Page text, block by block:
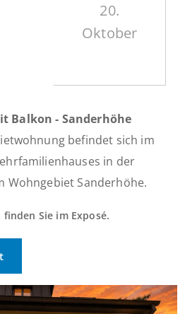
20.
Oktober
Balkon - Sanderhöhe
befindet sich im
in der
Wohngebiet Sanderhöhe.
Sie im Exposé.